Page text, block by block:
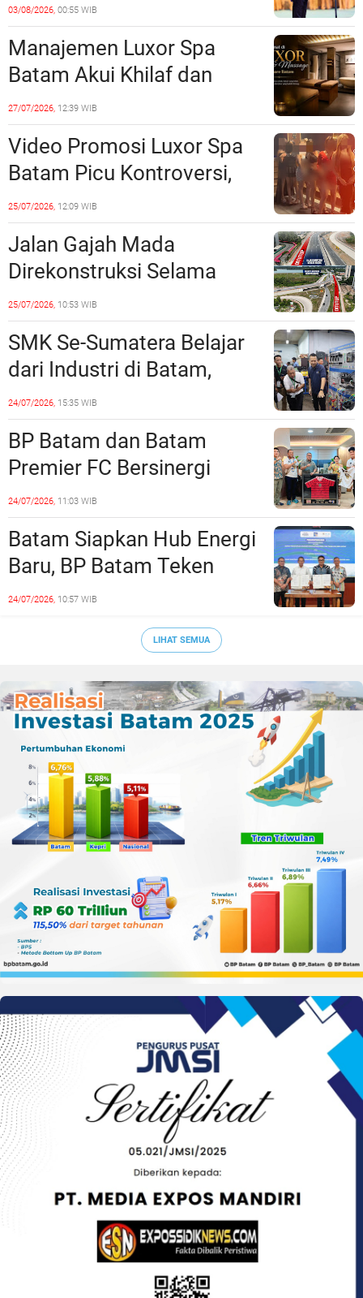
Realisasi Pembangunan
Lampaui 50 Persen
03/08/2026, 00:55 WIB
Manajemen Luxor Spa
Batam Akui Khilaf dan
Minta Maaf, Konten
Langsung Di-Takedown
27/07/2026, 12:39 WIB
Video Promosi Luxor Spa
Batam Picu Kontroversi,
Dinilai Bermuatan Sensual
25/07/2026, 12:09 WIB
Jalan Gajah Mada
Direkonstruksi Selama
Empat Minggu, Ini Skema
Rekayasa Lalu Lintasnya
25/07/2026, 10:53 WIB
SMK Se-Sumatera Belajar
dari Industri di Batam,
Siapkan Lulusan Siap Kerja
Era Digital
24/07/2026, 15:35 WIB
BP Batam dan Batam
Premier FC Bersinergi
Cetak Generasi Emas
Sepak Bola Kepri
24/07/2026, 11:03 WIB
Batam Siapkan Hub Energi
Baru, BP Batam Teken
Kesepakatan Strategis
24/07/2026, 10:57 WIB
LIHAT SEMUA